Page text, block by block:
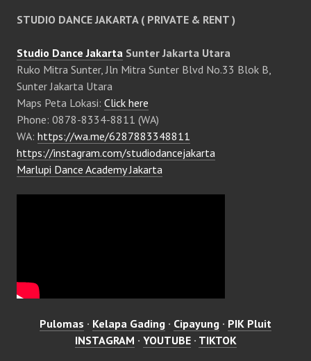
STUDIO DANCE JAKARTA ( PRIVATE & RENT )
Studio Dance Jakarta Sunter Jakarta Utara
Ruko Mitra Sunter, Jln Mitra Sunter Blvd No.33 Blok B,
Sunter Jakarta Utara
Maps Peta Lokasi: Click here
Phone: 0878-8334-8811 (WA)
WA: https://wa.me/6287883348811
https://instagram.com/studiodancejakarta
Marlupi Dance Academy Jakarta
Pulomas · Kelapa Gading · Cipayung · PIK Pluit
INSTAGRAM · YOUTUBE· TIKTOK